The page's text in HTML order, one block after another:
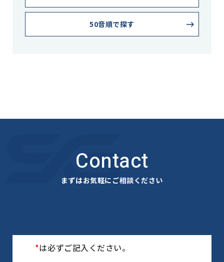
50音順で探す
Contact
まずはお気軽にご相談ください
*は必ずご記入ください。